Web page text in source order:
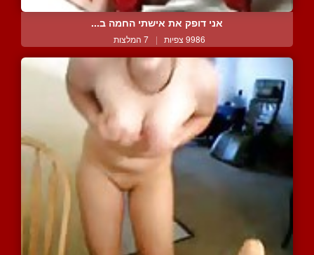
אני דופק את אישתי החמה ב...
9986 צפיות | 7 המלצות